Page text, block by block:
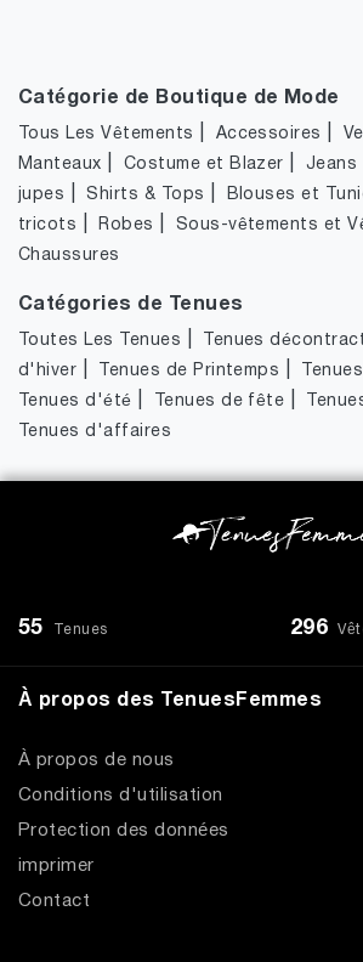
Catégorie de Boutique de Mode
Tous Les Vêtements Accessoires
Manteaux Costume et Blazer Jeans
jupes |Shirts & Tops Blouses et
tricots
Robes Sous-vêtements et
Chaussures
Catégories de Tenues
Toutes Les Tenues Tenues
d'hiver
Tenues de Printemps
Tenues d'été Tenues de fête
Tenues d'affaires
55 Tenues 296
À propos des TenuesFemmes
À propos de nous
Conditions d'utilisation
Protection des données
imprimer
Contact